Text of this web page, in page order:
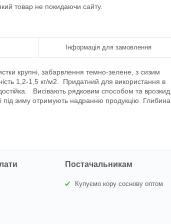
товар не покидаючи сайту.
Інформація для замовлення
крупні, забарвлення темно-зелене, з сизим
1,2-1,5 кг/м2. Придатний для використання в
Висівають рядковим способом та
під зиму отримують надранню продукцію. Глибина
Постачальникам
Купуємо кору соснову оптом